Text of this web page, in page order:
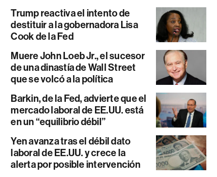
Trump reactiva el intento de
destituir a la gobernadora Lisa
Cook de la Fed
Muere John Loeb Jr., el sucesor
de una dinastía de Wall Street
que se volcó a la política
Barkin, de la Fed, advierte que el
mercado laboral de EE.UU. está
en un “equilibrio débil”
Yen avanza tras el débil dato
laboral de EE.UU. y crece la
alerta por posible intervención